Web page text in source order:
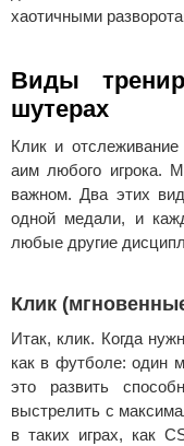
хаотичными
Виды
шутерах
Клик и
аим любого игрока.
важном. Два этих
одной медали, и
любые другие
Клик
Итак, клик. Когда
как в футболе: один
это развить
выстрелить с
в таких играх, как